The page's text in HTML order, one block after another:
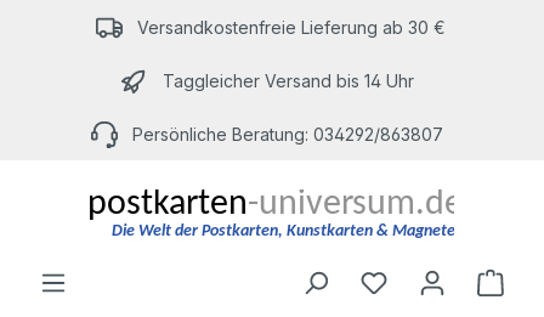
Zum Hauptinhalt springenVersandkostenfreie Lieferung ab 30 €
Taggleicher Versand bis 14 Uhr
Persönliche Beratung: 034292/863807
Du hast 0